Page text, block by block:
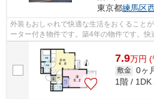
東京都練馬区
外装もおしゃれで快適な生活をおくること
ーター付き物件です。築4年の物件です。
現。03-5947-4800か
7.9万円 (
敷金 0ヶ
1階 / 1DK